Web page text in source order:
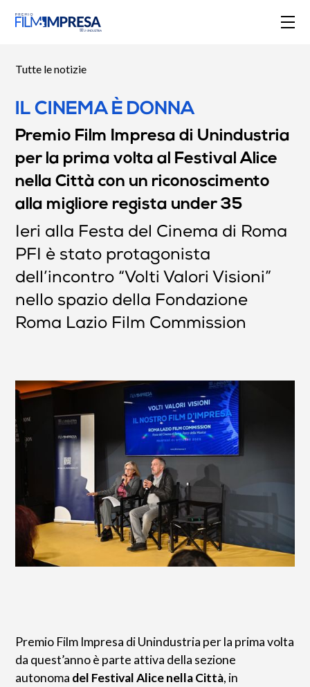
Tutte le notizie
IL CINEMA È DONNA
Premio Film Impresa di Unindustria
per la prima volta al Festival Alice
nella Città con un riconoscimento
alla migliore regista under 35
Ieri alla Festa del Cinema di Roma
PFI è stato protagonista
dell’incontro “Volti Valori Visioni”
nello spazio della Fondazione
Roma Lazio Film Commission
Premio Film Impresa di Unindustria per la prima volta
da quest’anno è parte attiva della sezione
autonoma del Festival Alice nella Città, in